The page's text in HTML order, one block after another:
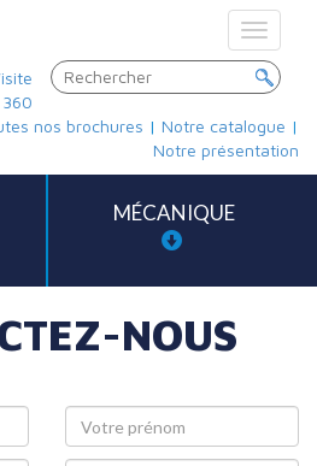
Toggle
nos brochures | Notre catalogue |
Notre présentation
MÉCANIQUE
NOUS